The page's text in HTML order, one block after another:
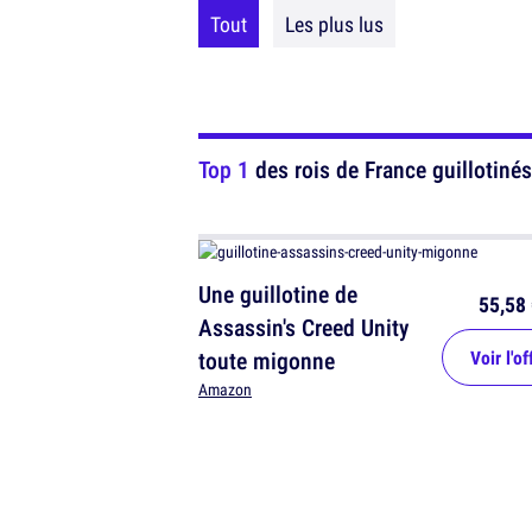
Tout Les plus lus
Top 1 des rois de France guillotinés
Une guillotine de
Assassin's Creed Unity
toute migonne
Amazon
55,58
Voir